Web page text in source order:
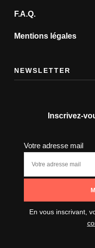
F.A.Q.
Mentions légales
NEWSLETTER
Inscrivez-
Votre adresse mail
En vous inscrivant,